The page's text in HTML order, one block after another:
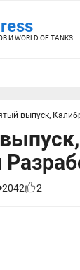
WORLD OF TANKS
выпуск,
2042 2